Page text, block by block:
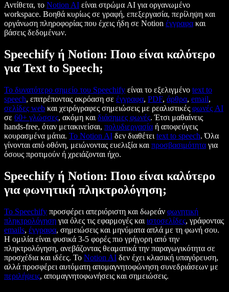
Αντίθετα, το Notion AI είναι στρώμα AI για οργανωμένο
workspace. Βοηθά κυρίως σε γραφή, επεξεργασία, περίληψη και
οργάνωση πληροφορίας που έχεις ήδη σε Notion έγγραφα και
βάσεις δεδομένων.
Speechify ή Notion: Ποιο είναι καλύτερο
για Text to Speech;
Το δυνατότερο σημείο του Speechify είναι το εξελιγμένο text to
speech, επιτρέποντας ακρόαση σε έγγραφα, PDF, άρθρα, email,
σελίδες web και χειρόγραφες σημειώσεις με ρεαλιστικές φωνές AI
σε 60+ γλώσσες, ακόμη και διάσημες φωνές. Έτσι μαθαίνεις
hands-free, όταν μετακινείσαι, πολυδιεργασία ή αποφεύγεις
κουρασμένα μάτια. Το Notion AI δεν διαθέτει text to speech. Όλα
γίνονται από οθόνη, μειώνοντας ευελιξία και προσβασιμότητα για
όσους προτιμούν ή χρειάζονται ήχο.
Speechify ή Notion: Ποιο είναι καλύτερο
για φωνητική πληκτρολόγηση;
Το Speechify προσφέρει απεριόριστη και δωρεάν φωνητική
πληκτρολόγηση για όλες τις εφαρμογές και ιστοσελίδες, γράφοντας
emails, έγγραφα, σημειώσεις και μηνύματα απλά με τη φωνή σου.
Η ομιλία είναι φυσικά 3-5 φορές πιο γρήγορη από την
πληκτρολόγηση, ανεβάζοντας θεαματικά την παραγωγικότητα σε
προσχέδια και ιδέες. Το Notion AI δεν έχει κλασική υπαγόρευση,
αλλά προσφέρει αυτόματη απομαγνητοφώνηση συνεδριάσεων με
περιλήψεις, απομαγνητοφωνήσεις και σημειώσεις.